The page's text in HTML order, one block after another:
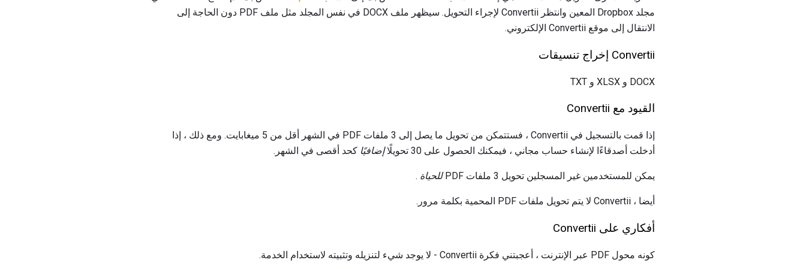
مجلد Dropbox المعين وانتظر Convertii لإجراء التحويل. سيظهر ملف DOCX في نفس المجلد مثل ملف PDF دون الحاجة إلى
الانتقال إلى موقع Convertii الإلكتروني.
Convertii إخراج تنسيقات
DOCX و XLSX و TXT
القيود مع Convertii
إذا قمت بالتسجيل في Convertii ، فستتمكن من تحويل ما يصل إلى 3 ملفات PDF في الشهر أقل من 5 ميغابايت. ومع ذلك ، إذا
أدخلت أصدقاءًا لإنشاء حساب مجاني ، فيمكنك الحصول على 30 تحويلًا
إضافيًا كحد أقصى في الشهر.
يمكن للمستخدمين غير المسجلين تحويل 3 ملفات PDF للحياة .
أيضا ، Convertii لا يتم تحويل ملفات PDF المحمية بكلمة مرور.
أفكاري على Convertii
كونه محول PDF عبر الإنترنت ، أعجبتني فكرة Convertii - لا يوجد شيء لتنزيله وتثبيته لاستخدام الخدمة.